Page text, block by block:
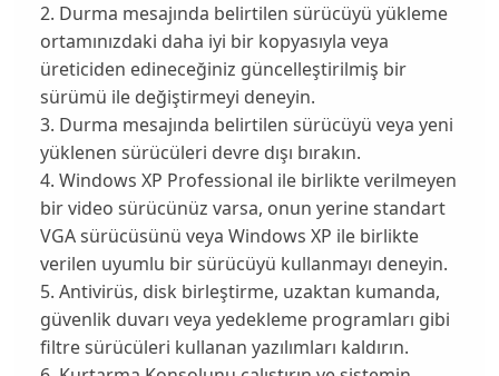
2. Durma mesajında belirtilen sürücüyü yükleme
ortamınızdaki daha iyi bir kopyasıyla veya
üreticiden edineceğiniz güncelleştirilmiş bir
sürümü ile değiştirmeyi deneyin.
3. Durma mesajında belirtilen sürücüyü veya yeni
yüklenen sürücüleri devre dışı bırakın.
4. Windows XP Professional ile birlikte verilmeyen
bir video sürücünüz varsa, onun yerine standart
VGA sürücüsünü veya Windows XP ile birlikte
verilen uyumlu bir sürücüyü kullanmayı deneyin.
5. Antivirüs, disk birleştirme, uzaktan kumanda,
güvenlik duvarı veya yedekleme programları gibi
filtre sürücüleri kullanan yazılımları kaldırın.